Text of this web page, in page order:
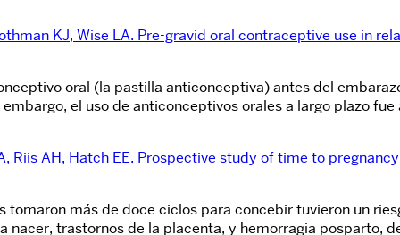
KJ, Wise LA. Pre-gravid oral contraceptive use in
oral (la pastilla anticonceptiva) antes del
el uso de anticonceptivos orales a largo plazo
Riis AH, Hatch EE. Prospective study of time to
más de doce ciclos para concebir tuvieron un
trastornos de la placenta, y hemorragia posparto,